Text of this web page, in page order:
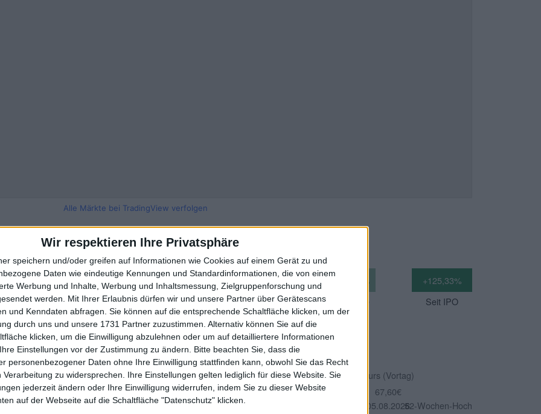
Wir respektieren Ihre Privatsphäre
speichern und/oder greifen auf Informationen wie Cookies auf einem Gerät zu und
Daten wie eindeutige Kennungen und Standardinformationen, die von einem
Werbung und Inhalte, Werbung und Inhaltsmessung, Zielgruppenforschung und
werden.
Mit Ihrer Erlaubnis dürfen wir und unsere Partner über Gerätescans
und Kenndaten abfragen. Sie können auf die entsprechende Schaltfläche klicken, um der
durch uns und unsere 1731 Partner zuzustimmen. Alternativ können Sie auf die
klicken, um die Einwilligung abzulehnen oder um auf detailliertere Informationen
Einstellungen vor der Zustimmung zu ändern.
Bitte beachten Sie, dass die
personenbezogener Daten ohne Ihre Einwilligung stattfinden kann, obwohl Sie das Recht
Verarbeitung zu widersprechen. Ihre Einstellungen gelten lediglich für diese Website. Sie
jederzeit ändern oder Ihre Einwilligung widerrufen, indem Sie zu dieser Website
auf der Webseite auf die Schaltfläche "Datenschutz" klicken.
Alle Märkte bei TradingView verfolgen
Monate
+57,58%
Jahresbeginn
+41,13%
52 Wo.
+36,84%
2 Jahre
+73,78%
3 Jahre
+36,02%
4 Jahre
-1,74%
5 Jahre
+14,13%
+125,33%
Seit IPO
Kurs (Vortag)
67,60€
05.08.202652-Wochen-Hoch